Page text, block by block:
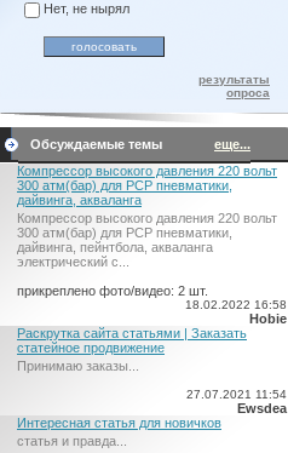
Нет, не нырял
результаты
опроса
Обсуждаемые темы
еще...
Компрессор высокого давления 220 вольт
300 атм(бар) для PCP пневматики,
дайвинга, акваланга
Компрессор высокого давления 220 вольт
300 атм(бар) для PCP пневматики,
дайвинга, пейнтбола, акваланга
электрический c...
прикреплено фото/видео: 2 шт.
18.02.2022 16:58
Hobie
Раскрутка сайта статьями | Заказать
статейное продвижение
Принимаю заказы...
27.07.2021 11:54
Ewsdea
Интересная статья для новичков
статья и правда...